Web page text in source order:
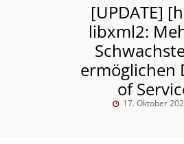
[UPDATE]
libxml2:
ermöglichen
of
17. Oktober